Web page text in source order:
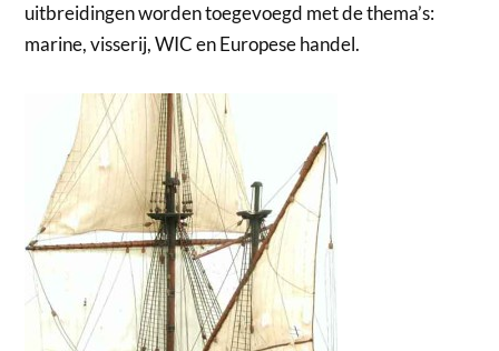
uitbreidingen worden toegevoegd met de thema’s:
marine, visserij, WIC en Europese handel.